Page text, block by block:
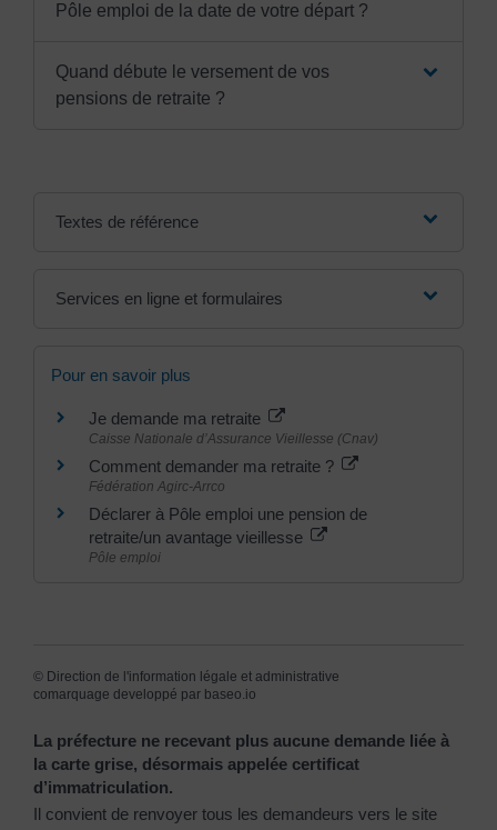
Pôle emploi de la date de votre départ ?
Quand débute le versement de vos
pensions de retraite ?
Textes de référence
Services en ligne et formulaires
Pour en savoir plus
Je demande ma retraite
Caisse Nationale d’Assurance Vieillesse (Cnav)
Comment demander ma retraite ?
Fédération Agirc-Arrco
Déclarer à Pôle emploi une pension de
retraite/un avantage vieillesse
Pôle emploi
© Direction de l'information légale et administrative
comarquage developpé par baseo.io
La préfecture ne recevant plus aucune demande liée à
la carte grise, désormais appelée certificat
d’immatriculation.
Il convient de renvoyer tous les demandeurs vers le site